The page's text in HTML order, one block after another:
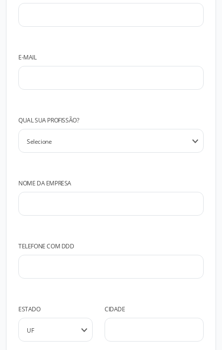
E-MAIL
QUAL SUA PROFISSÃO?
NOME DA EMPRESA
TELEFONE COM DDD
ESTADO CIDADE